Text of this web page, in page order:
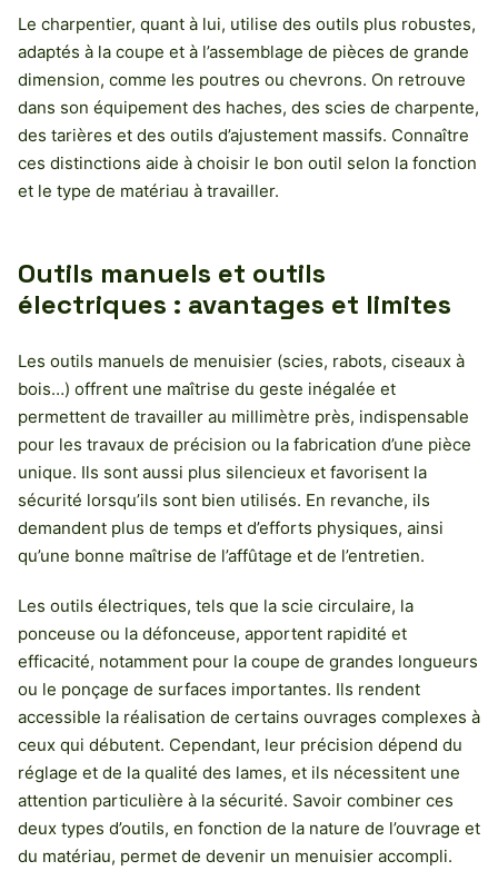
Le charpentier, quant à lui, utilise des outils plus robustes,
adaptés à la coupe et à l’assemblage de pièces de grande
dimension, comme les poutres ou chevrons. On retrouve
dans son équipement des haches, des scies de charpente,
des tarières et des outils d’ajustement massifs. Connaître
ces distinctions aide à choisir le bon outil selon la fonction
et le type de matériau à travailler.
Outils manuels et outils
électriques : avantages et limites
Les outils manuels de menuisier (scies, rabots, ciseaux à
bois…) offrent une maîtrise du geste inégalée et
permettent de travailler au millimètre près, indispensable
pour les travaux de précision ou la fabrication d’une pièce
unique. Ils sont aussi plus silencieux et favorisent la
sécurité lorsqu’ils sont bien utilisés. En revanche, ils
demandent plus de temps et d’efforts physiques, ainsi
qu’une bonne maîtrise de l’affûtage et de l’entretien.
Les outils électriques, tels que la scie circulaire, la
ponceuse ou la défonceuse, apportent rapidité et
efficacité, notamment pour la coupe de grandes longueurs
ou le ponçage de surfaces importantes. Ils rendent
accessible la réalisation de certains ouvrages complexes à
ceux qui débutent. Cependant, leur précision dépend du
réglage et de la qualité des lames, et ils nécessitent une
attention particulière à la sécurité. Savoir combiner ces
deux types d’outils, en fonction de la nature de l’ouvrage et
du matériau, permet de devenir un menuisier accompli.